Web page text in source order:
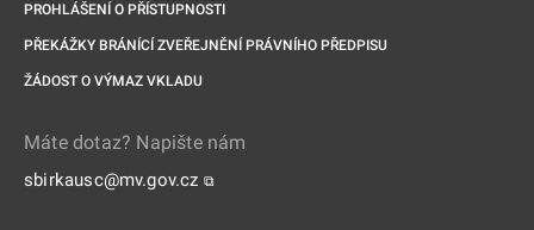
PROHLÁŠENÍ O PŘÍSTUPNOSTI
PŘEKÁŽKY BRÁNÍCÍ ZVEŘEJNĚNÍ PRÁVNÍHO PŘEDPISU
ŽÁDOST O VÝMAZ VKLADU
Máte dotaz? Napište nám
sbirkausc@mv.gov.cz ⧉